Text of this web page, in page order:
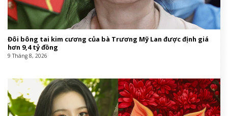
Đôi bông tai kim cương của bà Trương Mỹ Lan được định giá
hơn 9,4 tỷ đồng
9 Tháng 8, 2026